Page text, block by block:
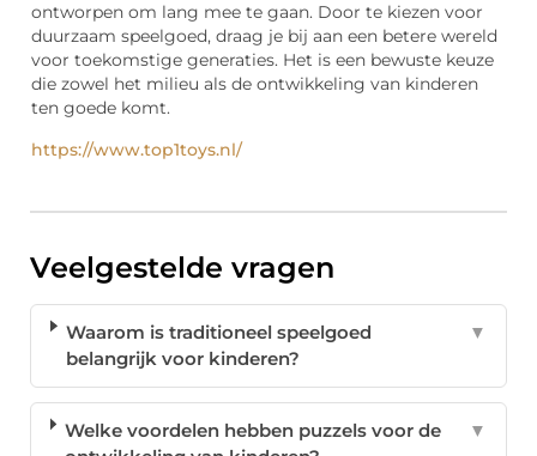
ontworpen om lang mee te gaan. Door te kiezen voor
duurzaam speelgoed, draag je bij aan een betere wereld
voor toekomstige generaties. Het is een bewuste keuze
die zowel het milieu als de ontwikkeling van kinderen
ten goede komt.
https://www.top1toys.nl/
Veelgestelde vragen
Waarom is traditioneel speelgoed
belangrijk voor kinderen?
▼
Welke voordelen hebben puzzels voor de
▼